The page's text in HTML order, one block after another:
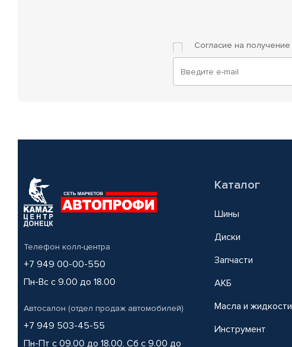
Согласие на получение
Телефон колл-центра
+7 949 00-00-550
Пн-Вс с 9.00 до 18.00
Автосалон (отдел продаж автомобилей)
+7 949 503-45-55
Пн-Пт с 09.00 до 18.00, Сб с 9.00 до
Каталог
Шины
Диски
Запчасти
АКБ
Масла и жидкости
Инструмент